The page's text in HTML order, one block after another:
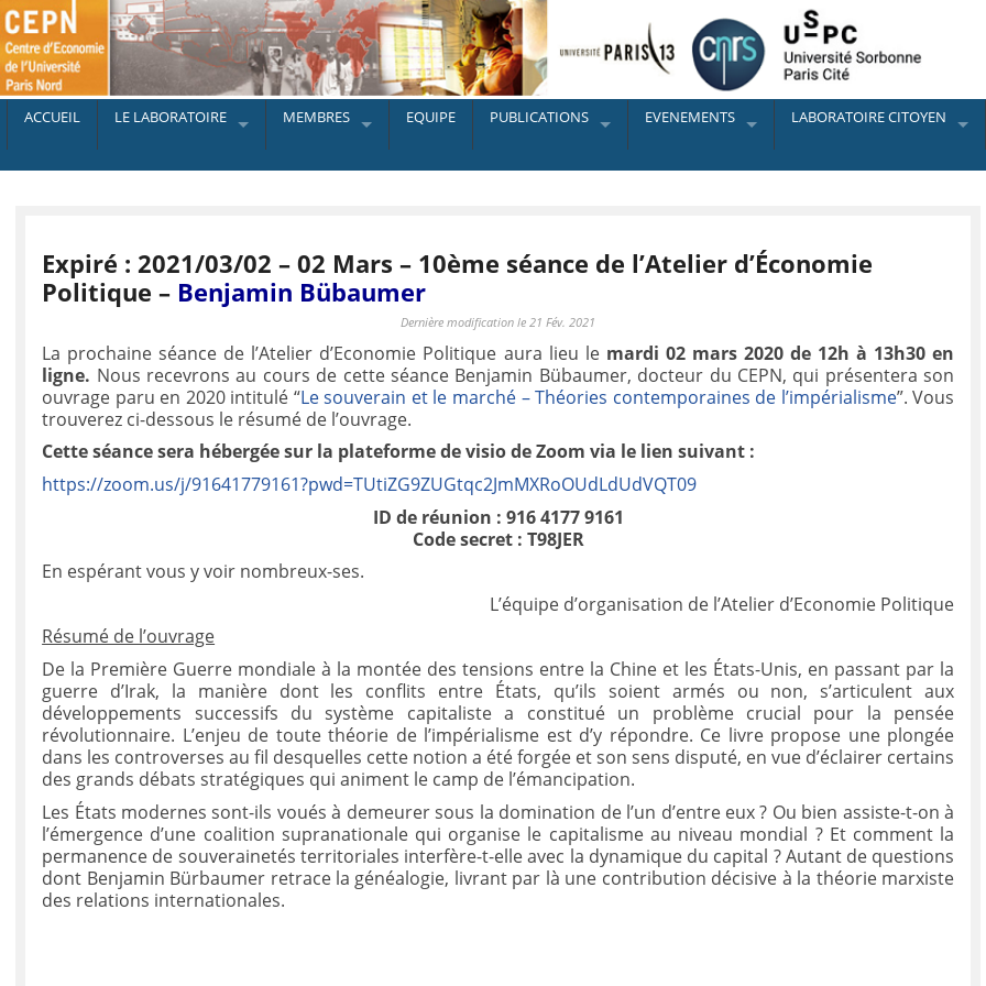
ACCUEIL LE LABORATOIRE MEMBRES EQUIPE PUBLICATIONS EVENEMENTS LABORATOIRE CITOYEN
Expiré : 2021/03/02 – 02 Mars – 10ème séance de l’Atelier d’Économie
Politique – Benjamin Bübaumer
Dernière modification le 21 Fév. 2021
La prochaine séance de l’Atelier d’Economie Politique aura lieu le mardi 02 mars 2020 de 12h à 13h30 en
ligne. Nous recevrons au cours de cette séance Benjamin Bübaumer, docteur du CEPN, qui présentera son
ouvrage paru en 2020 intitulé “Le souverain et le marché – Théories contemporaines de l’impérialisme”. Vous
trouverez ci-dessous le résumé de l’ouvrage.
Cette séance sera hébergée sur la plateforme de visio de Zoom via le lien suivant :
https://zoom.us/j/91641779161?pwd=TUtiZG9ZUGtqc2JmMXRoOUdLdUdVQT09
ID de réunion : 916 4177 9161
Code secret : T98JER
En espérant vous y voir nombreux-ses.
L’équipe d’organisation de l’Atelier d’Economie Politique
Résumé de l’ouvrage
De la Première Guerre mondiale à la montée des tensions entre la Chine et les États-Unis, en passant par la
guerre d’Irak, la manière dont les conflits entre États, qu’ils soient armés ou non, s’articulent aux
développements successifs du système capitaliste a constitué un problème crucial pour la pensée
révolutionnaire. L’enjeu de toute théorie de l’impérialisme est d’y répondre. Ce livre propose une plongée
dans les controverses au fil desquelles cette notion a été forgée et son sens disputé, en vue d’éclairer certains
des grands débats stratégiques qui animent le camp de l’émancipation.
Les États modernes sont-ils voués à demeurer sous la domination de l’un d’entre eux ? Ou bien assiste-t-on à
l’émergence d’une coalition supranationale qui organise le capitalisme au niveau mondial ? Et comment la
permanence de souverainetés territoriales interfère-t-elle avec la dynamique du capital ? Autant de questions
dont Benjamin Bürbaumer retrace la généalogie, livrant par là une contribution décisive à la théorie marxiste
des relations internationales.